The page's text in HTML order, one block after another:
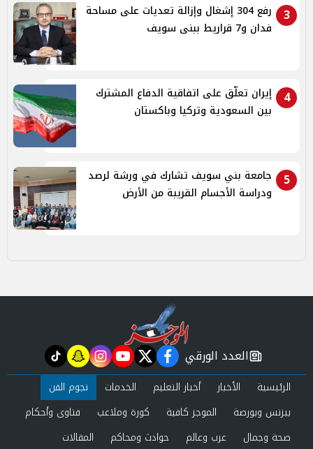
3
رفع 304 إشغال وإزالة تعديات على مساحة
فدان و7 قراريط ببنى سويف
4
إيران تعلّق على اتفاقية الدفاع المشترك
بين السعودية وتركيا وباكستان
5
جامعة بني سويف تشارك في ورشة لرصد
ودراسة الأجسام القريبة من الأرض
newspaper
العدد الورقي facebook
twitter
youtube
instagram
snapchat
tiktok
الرئيسية الأخبار أخبار التعليم الخدمات
نجوم الفن
بيزنس وبورصة
الموجز كافية كورة وملاعب
فتاوى وأحكام
صحة وجمال
عرب وعالم حوادث ومحاكم المقالات